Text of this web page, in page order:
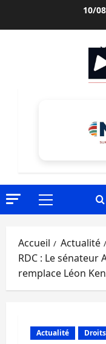
10/
Menu
Accueil
Actualité
RDC : Le sénateur
remplace Léon
Actualité